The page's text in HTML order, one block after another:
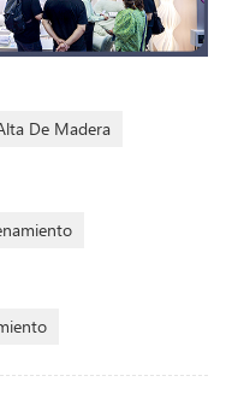
De Madera